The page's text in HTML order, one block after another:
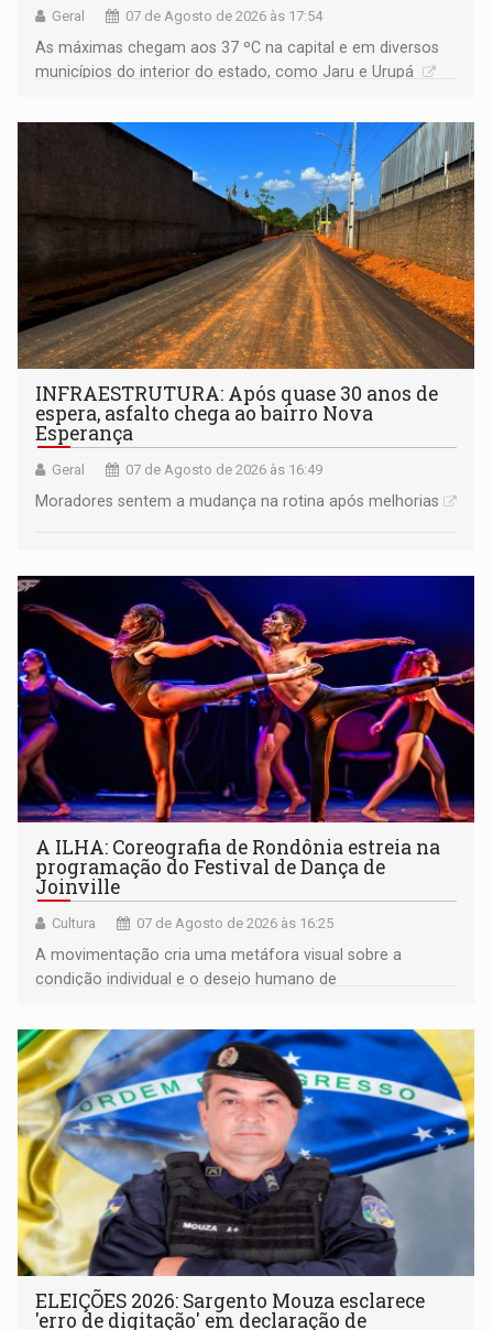
Geral 07 de Agosto de 2026 às 17:54
As máximas chegam aos 37 ºC na capital e em diversos
municípios do interior do estado, como Jaru e Urupá
INFRAESTRUTURA: Após quase 30 anos de
espera, asfalto chega ao bairro Nova
Esperança
Geral 07 de Agosto de 2026 às 16:49
Moradores sentem a mudança na rotina após melhorias
A ILHA: Coreografia de Rondônia estreia na
programação do Festival de Dança de
Joinville
Cultura 07 de Agosto de 2026 às 16:25
A movimentação cria uma metáfora visual sobre a
condição individual e o desejo humano de
ELEIÇÕES 2026: Sargento Mouza esclarece
'erro de digitação' em declaração de